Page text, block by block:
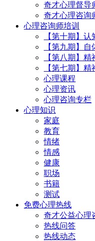
奇才心理督导
奇才心理咨询
心理咨询师培训
【第十期】
【第九期】
【第八期】
【第七期】
心理课程
心理资讯
心理咨询专栏
心理知识
家庭
教育
情绪
情感
健康
职场
书籍
测试
免费心理热线
奇才公益心理
热线问答
热线动态